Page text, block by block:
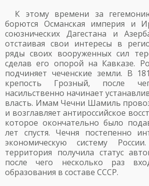
К этому времени за
борются Османская империя и
союзнических Дагестана и
отстаивая свои интересы в
ряды своих вооруженных сил
сделав его опорой на Кавказе.
подчиняет чеченские земли. В
крепость Грозный, после
насильственно начинает
власть. Имам Чечни Шамиль
и возглавляет антироссийское
которое окончательно было
лет спустя. Чечня постепенно
экономическую систему
территория получила статус
после чего несколько раз
образования в составе СССР.